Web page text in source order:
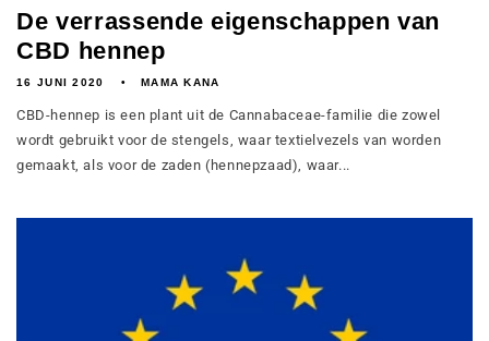
De verrassende eigenschappen van
CBD hennep
16 JUNI 2020 MAMA KANA
CBD-hennep is een plant uit de Cannabaceae-familie die zowel
wordt gebruikt voor de stengels, waar textielvezels van worden
gemaakt, als voor de zaden (hennepzaad), waar...